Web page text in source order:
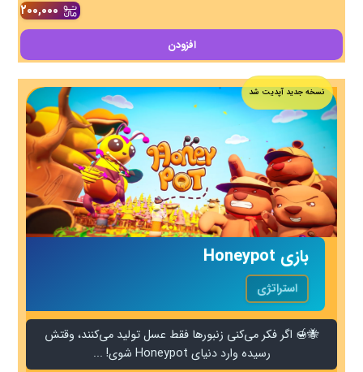
۲۰۰,۰۰۰
افزودن
بازی Honeypot
استراتژی
🐝🍯 اگر فکر می‌کنی زنبورها فقط عسل تولید می‌کنند، وقتش
رسیده وارد دنیای Honeypot شوی! ...
نسخه جدید آپدیت شد